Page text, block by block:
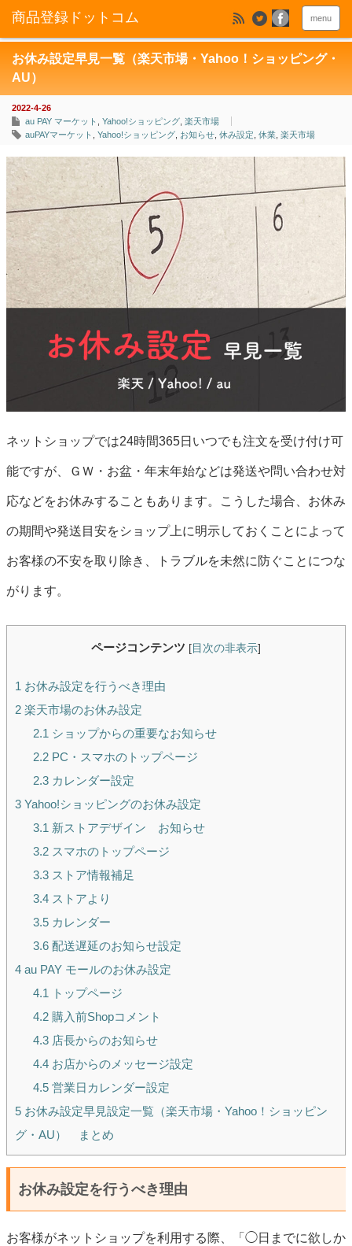
menu
お休み設定早見一覧（楽天市場・Yahoo！ショッピング・
AU）
2022-4-26
au PAY マーケット
Yahoo!ショッピング 楽天市場
auPAYマーケット
Yahoo!ショッピング お知らせ 休み設定 休業 楽天市場
ネットショップでは24時間365日いつでも注文を受け付け可
能ですが、ＧＷ・お盆・年末年始などは発送や問い合わせ対
応などをお休みすることもあります。こうした場合、お休み
の期間や発送目安をショップ上に明示しておくことによって
お客様の不安を取り除き、トラブルを未然に防ぐことにつな
がります。
ページコンテンツ [ 目次の非表示]
1 お休み設定を行うべき理由
2 楽天市場のお休み設定
2.1 ショップからの重要なお知らせ
2.2PC・スマホのトップページ
2.3カレンダー設定
3 Yahoo!ショッピングのお休み設定
3.1 新ストアデザイン お知らせ
3.2スマホのトップページ
3.3ストア情報補足
3.4ストアより
3.5カレンダー
3.6配送遅延のお知らせ設定
4 au PAY モールのお休み設定
4.1 トップページ
4.2購入前Shopコメント
4.3店長からのお知らせ
4.4お店からのメッセージ設定
4.5営業日カレンダー設定
5 お休み設定早見設定一覧（楽天市場・Yahoo！ショッピン
グ・AU） まとめ
お休み設定を行うべき理由
お客様がネットショップを利用する際、「◯日までに欲しか